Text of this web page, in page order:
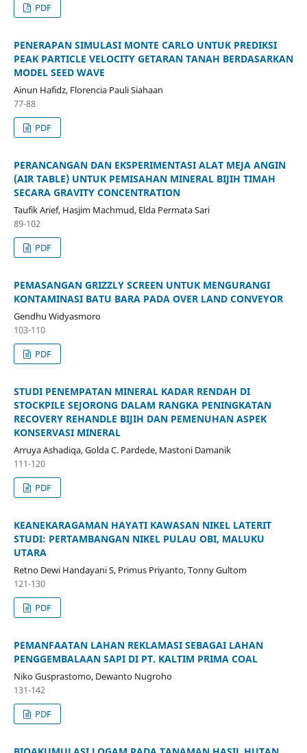
PDF
PENERAPAN SIMULASI MONTE CARLO UNTUK PREDIKSI
PEAK PARTICLE VELOCITY GETARAN TANAH BERDASARKAN
MODEL SEED WAVE
Ainun Hafidz, Florencia Pauli Siahaan
77-88
PDF
PERANCANGAN DAN EKSPERIMENTASI ALAT MEJA ANGIN
(AIR TABLE) UNTUK PEMISAHAN MINERAL BIJIH TIMAH
SECARA GRAVITY CONCENTRATION
Taufik Arief, Hasjim Machmud, Elda Permata Sari
89-102
PDF
PEMASANGAN GRIZZLY SCREEN UNTUK MENGURANGI
KONTAMINASI BATU BARA PADA OVER LAND CONVEYOR
Gendhu Widyasmoro
103-110
PDF
STUDI PENEMPATAN MINERAL KADAR RENDAH DI
STOCKPILE SEJORONG DALAM RANGKA PENINGKATAN
RECOVERY REHANDLE BIJIH DAN PEMENUHAN ASPEK
KONSERVASI MINERAL
Arruya Ashadiqa, Golda C. Pardede, Mastoni Damanik
111-120
PDF
KEANEKARAGAMAN HAYATI KAWASAN NIKEL LATERIT
STUDI: PERTAMBANGAN NIKEL PULAU OBI, MALUKU
UTARA
Retno Dewi Handayani S, Primus Priyanto, Tonny Gultom
121-130
PDF
PEMANFAATAN LAHAN REKLAMASI SEBAGAI LAHAN
PENGGEMBALAAN SAPI DI PT. KALTIM PRIMA COAL
Niko Gusprastomo, Dewanto Nugroho
131-142
PDF